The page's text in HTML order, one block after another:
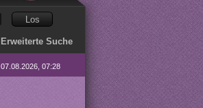
Erweiterte Suche
07.08.2026, 07:28